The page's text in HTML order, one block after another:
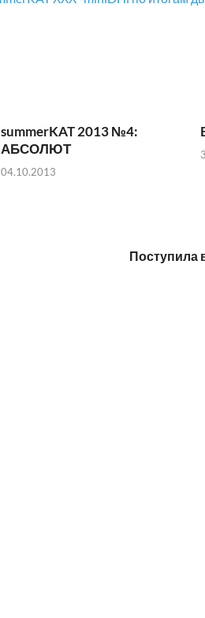
summerKAT 2013 №4:
АБСОЛЮТ
04.10.2013
Поступила